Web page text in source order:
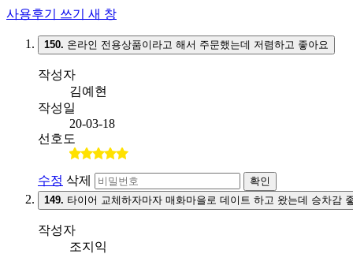
사용후기 쓰기 새 창
150. 온라인 전용상품이라고 해서 주문했는데 저렴하고 좋아요
작성자
김예현
작성일
20-03-18
선호도
수정 삭제
확인
149. 타이어 교체하자마자 매화마을로 데이트 하고 왔는데 승차감
작성자
조지익